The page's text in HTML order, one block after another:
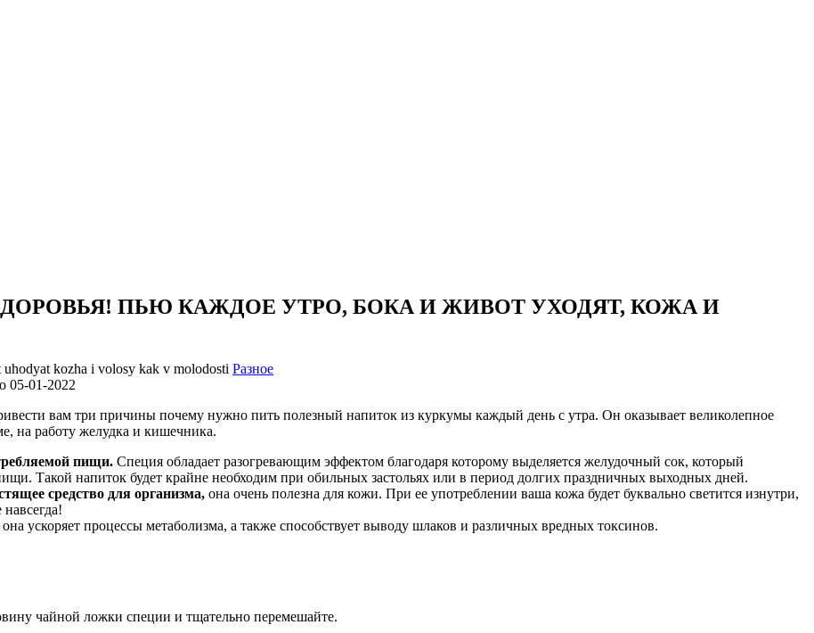
ПЬЮ КАЖДОЕ УТРО, БОКА И ЖИВОТ УХОДЯТ, КОЖА И
Разное
05-01-2022
вам три причины почему нужно пить полезный напиток из куркумы каждый день с утра. Он оказывает великолепное
на работу желудка и кишечника.
пищи. Специя обладает разогревающим эффектом благодаря которому выделяется желудочный сок, который
Такой напиток будет крайне необходим при обильных застольях или в период долгих праздничных выходных дней.
средство для организма, она очень полезна для кожи. При ее употреблении ваша кожа будет буквально светится изнутри,
она ускоряет процессы метаболизма, а также способствует выводу шлаков и различных вредных токсинов.
чайной ложки специи и тщательно перемешайте.